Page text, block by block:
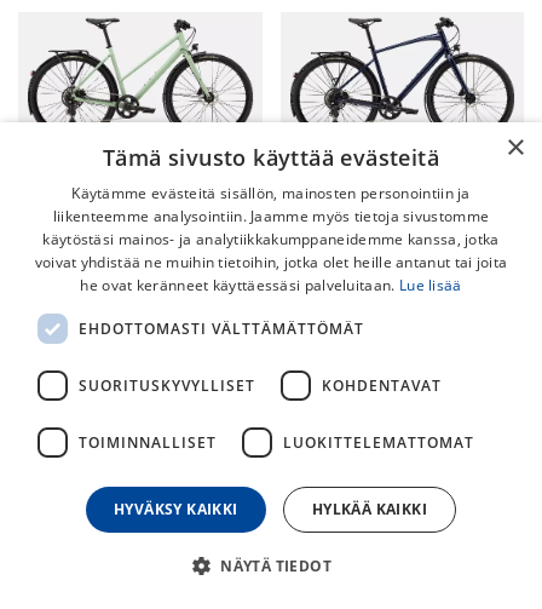
Specialized Sirrus X 2.0 EQ
ST -26
Sirrus X hybridipyörä tarjoaa
mukavuutta, tehokkuutta ja
ketterää käsiteltävyyttä ja se
loistaa niin päällysteellä,
maastossa, kuin kaikella
näiden välillä.
Specialized Sirrus X 2.0 EQ
-26
Sirrus X 2.0 EQ hybridipyörä
tarjoaa mukavuutta,
käsiteltävyyttä ja se loistaa
kuin kaikella näiden välillä.
×
Tämä sivusto käyttää evästeitä
Käytämme evästeitä sisällön, mainosten personointiin ja
liikenteemme analysointiin. Jaamme myös tietoja sivustomme
käytöstäsi mainos- ja analytiikkakumppaneidemme kanssa, jotka
voivat yhdistää ne muihin tietoihin, jotka olet heille antanut tai joita
he ovat keränneet käyttäessäsi palveluitaan. Lue lisää
EHDOTTOMASTI VÄLTTÄMÄTTÖMÄT
SUORITUSKYVYLLISET KOHDENTAVAT
TOIMINNALLISET LUOKITTELEMATTOMAT
HYVÄKSY KAIKKI HYLKÄÄ KAIKKI
NÄYTÄ TIEDOT